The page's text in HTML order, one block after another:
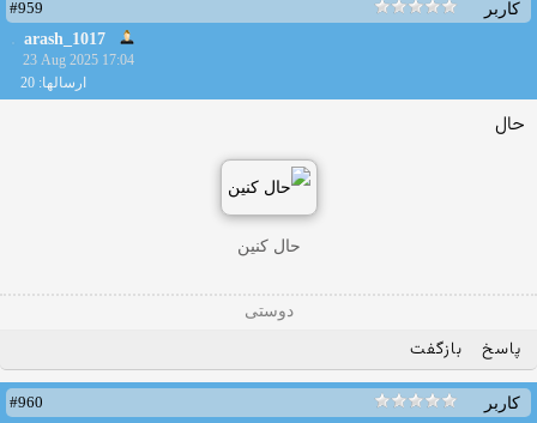
کاربر
#959
arash_1017
23 Aug 2025 17:04
ارسالها: 20
حال
حال کنین
دوستی
پاسخ بازگفت
کاربر
#960